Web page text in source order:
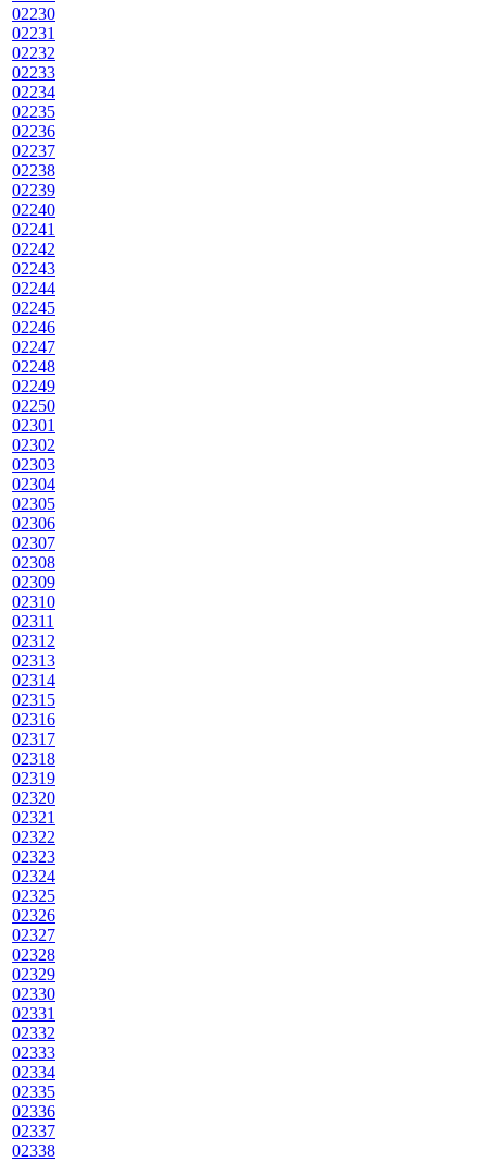
02230
02231
02232
02233
02234
02235
02236
02237
02238
02239
02240
02241
02242
02243
02244
02245
02246
02247
02248
02249
02250
02301
02302
02303
02304
02305
02306
02307
02308
02309
02310
02311
02312
02313
02314
02315
02316
02317
02318
02319
02320
02321
02322
02323
02324
02325
02326
02327
02328
02329
02330
02331
02332
02333
02334
02335
02336
02337
02338